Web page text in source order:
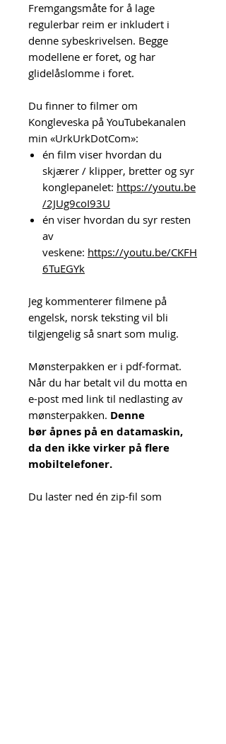
Fremgangsmåte for å lage
regulerbar reim er inkludert i
denne sybeskrivelsen. Begge
modellene er foret, og har
glidelåslomme i foret.
Du finner to filmer om
Kongleveska på YouTubekanalen
min «UrkUrkDotCom»:
én film viser hvordan du
skjærer / klipper, bretter og syr
konglepanelet: https://youtu.be
/2JUg9coI93U
én viser hvordan du syr resten
av
veskene: https://youtu.be/CKFH
6TuEGYk
Jeg kommenterer filmene på
engelsk, norsk teksting vil bli
tilgjengelig så snart som mulig.
Mønsterpakken er i pdf-format.
Når du har betalt vil du motta en
e-post med link til nedlasting av
mønsterpakken. Denne
bør åpnes på en datamaskin,
da den ikke virker på flere
mobiltelefoner.
Du laster ned én zip-fil som